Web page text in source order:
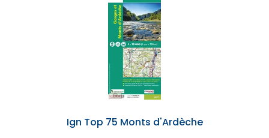
Ign Top 75 Monts d'Ardèche